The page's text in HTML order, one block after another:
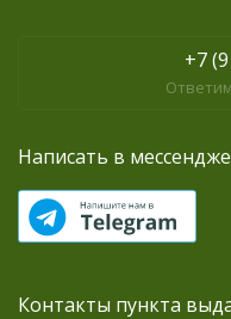
+7
Написать в
Контакты пункта